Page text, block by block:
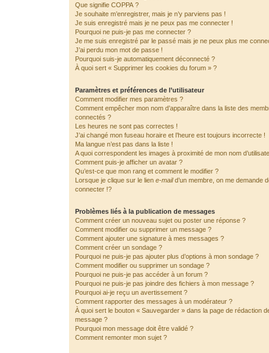
Que signifie COPPA ?
Je souhaite m’enregistrer, mais je n’y parviens pas !
Je suis enregistré mais je ne peux pas me connecter !
Pourquoi ne puis-je pas me connecter ?
Je me suis enregistré par le passé mais je ne peux plus me
J’ai perdu mon mot de passe !
Pourquoi suis-je automatiquement déconnecté ?
À quoi sert « Supprimer les cookies du forum » ?
Paramètres et préférences de l’utilisateur
Comment modifier mes paramètres ?
Comment empêcher mon nom d’apparaître dans la liste des
connectés ?
Les heures ne sont pas correctes !
J’ai changé mon fuseau horaire et l’heure est toujours incorrecte !
Ma langue n’est pas dans la liste !
A quoi correspondent les images à proximité de mon nom
Comment puis-je afficher un avatar ?
Qu’est-ce que mon rang et comment le modifier ?
Lorsque je clique sur le lien e-maild’un membre, on me demande
connecter !?
Problèmes liés à la publication de messages
Comment créer un nouveau sujet ou poster une réponse ?
Comment modifier ou supprimer un message ?
Comment ajouter une signature à mes messages ?
Comment créer un sondage ?
Pourquoi ne puis-je pas ajouter plus d’options à mon sondage ?
Comment modifier ou supprimer un sondage ?
Pourquoi ne puis-je pas accéder à un forum ?
Pourquoi ne puis-je pas joindre des fichiers à mon message ?
Pourquoi ai-je reçu un avertissement ?
Comment rapporter des messages à un modérateur ?
À quoi sert le bouton « Sauvegarder » dans la page de rédaction
message ?
Pourquoi mon message doit être validé ?
Comment remonter mon sujet ?